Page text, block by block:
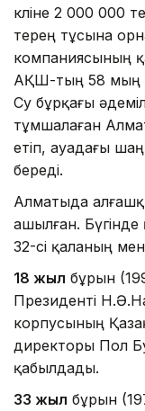
көліне 2 000 000
терең тұсына
компаниясының
АҚШ-тың 58 мың
Су бұрқағы
тұмшалаған
етіп, ауадағы
береді.
Алматыда
ашылған.
32-сі қаланың
18 жыл бұрын
Президенті
корпусының
директоры Пол
қабылдады.
33 жыл бұрын